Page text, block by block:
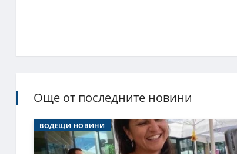
Още от последните новини
ВОДЕЩИ НОВИНИ